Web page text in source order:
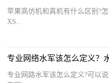
苹果高仿机和真机有什么区别?
XS...
专业网络水军该怎么定义？
专业网路水军该怎么定义?可以